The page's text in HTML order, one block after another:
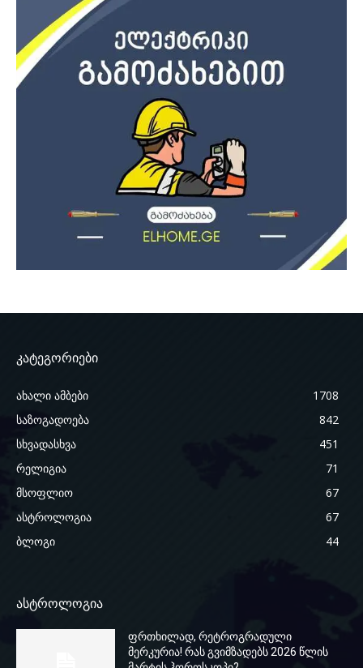
კატეგორიები
ახალი ამბები
1708
საზოგადოება
842
სხვადასხვა
451
რელიგია
71
მსოფლიო
67
ასტროლოგია
67
ბლოგი
44
ასტროლოგია
ფრთხილად, რეტროგრადული
მერკურია! რას გვიმზადებს 2026 წლის